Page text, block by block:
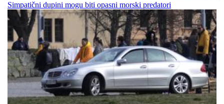
Simpatični dupini mogu biti opasni morski predatori